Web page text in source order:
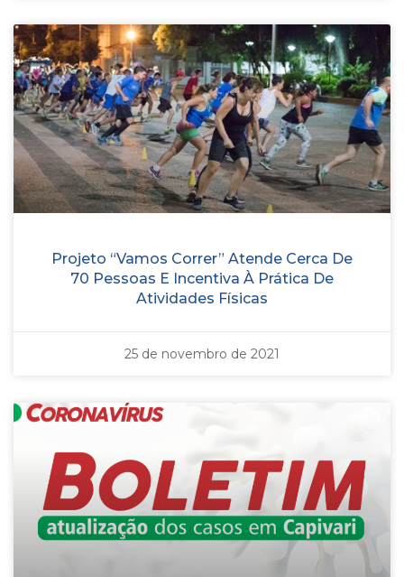
Projeto “Vamos Correr” Atende Cerca De
70 Pessoas E Incentiva À Prática De
Atividades Físicas
25 de novembro de 2021